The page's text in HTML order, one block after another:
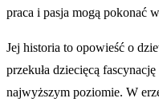
praca i pasja mogą pokonać
Jej historia to opowieść o
przekuła dziecięcą
najwyższym poziomie. W